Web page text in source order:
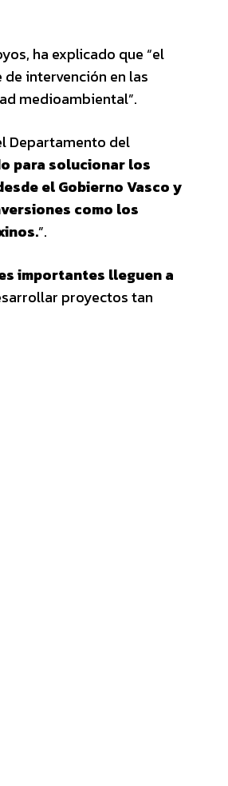
ha explicado que “el
intervención en las
medioambiental”.
Departamento del
para solucionar los
el Gobierno Vasco y
como los
”.
importantes lleguen a
proyectos tan